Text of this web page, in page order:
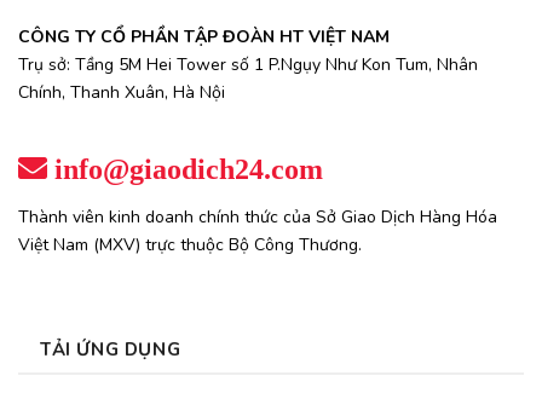
CÔNG TY CỔ PHẦN TẬP ĐOÀN HT VIỆT NAM
Trụ sở: Tầng 5M Hei Tower số 1 P.Ngụy Như Kon Tum, Nhân
Chính, Thanh Xuân, Hà Nội
info@giaodich24.com
Thành viên kinh doanh chính thức của Sở Giao Dịch Hàng Hóa
Việt Nam (MXV) trực thuộc Bộ Công Thương.
TẢI ỨNG DỤNG